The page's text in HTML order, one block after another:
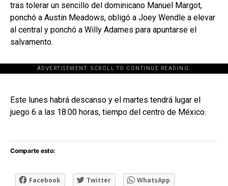
tras tolerar un sencillo del dominicano Manuel Margot,
ponchó a Austin Meadows, obligó a Joey Wendle a elevar
al central y ponchó a Willy Adames para apuntarse el
salvamento.
ADVERTISEMENT. SCROLL TO CONTINUE READING.
[adsforwp id="243463"]
Este lunes habrá descanso y el martes tendrá lugar el
juego 6 a las 18:00 horas, tiempo del centro de México.
Comparte esto:
Facebook Twitter WhatsApp